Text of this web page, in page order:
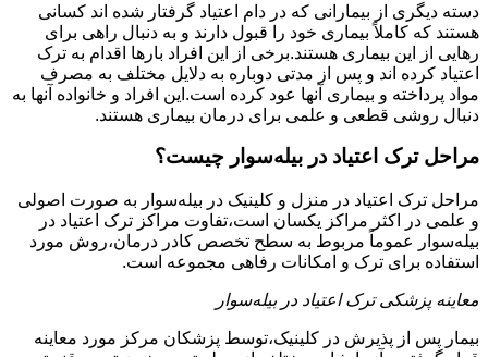
دسته دیگری از بیمارانی که در دام اعتیاد گرفتار شده اند کسانی
هستند که کاملاً بیماری خود را قبول دارند و به دنبال راهی برای
رهایی از این بیماری هستند.برخی از این افراد بارها اقدام به ترک
اعتیاد کرده اند و پس از مدتی دوباره به دلایل مختلف به مصرف
مواد پرداخته و بیماری آنها عود کرده است.این افراد و خانواده آنها به
دنبال روشی قطعی و علمی برای درمان بیماری هستند.
مراحل ترک اعتیاد در بیله‌سوار چیست؟
مراحل ترک اعتیاد در منزل و کلینیک در بیله‌سوار به صورت اصولی
و علمی در اکثر مراکز یکسان است،تفاوت مراکز ترک اعتیاد در
بیله‌سوار عموماً مربوط به سطح تخصص کادر درمان،روش مورد
استفاده برای ترک و امکانات رفاهی مجموعه است.
معاینه پزشکی ترک اعتیاد در بیله‌سوار
بیمار پس از پذیرش در کلینیک،توسط پزشکان مرکز مورد معاینه